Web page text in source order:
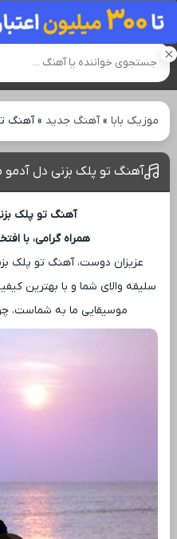
موزیک بابا»آهنگ جدید »آهنگ
آهنگ تو پلک بزنی دل آدمو
آهنگ تو پلک
همراه گرامی، با
عزیزان دوست، آهنگ تو پلک
سلیقه والای شما و با بهترین
موسیقایی ما به شماست،